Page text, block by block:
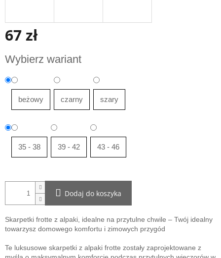
67 zł
jednostkowa:
Wybierz wariant
beżowy czarny szary
35 - 38 39 - 42 43 - 46
Dodaj do koszyka
Skarpetki frotte z alpaki, idealne na przytulne chwile – Twój idealny
towarzysz domowego komfortu i zimowych przygód
Te luksusowe skarpetki z alpaki frotte zostały zaprojektowane z